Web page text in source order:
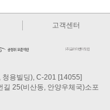
고객센터
용빌딩), C-201 [14055]
길 25(비산동, 안양우체국)소포